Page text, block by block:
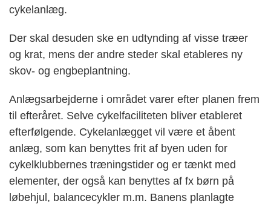
cykelanlæg.
Der skal desuden ske en udtynding af visse træer
og krat, mens der andre steder skal etableres ny
skov- og engbeplantning.
Anlægsarbejderne i området varer efter planen frem
til efteråret. Selve cykelfaciliteten bliver etableret
efterfølgende. Cykelanlægget vil være et åbent
anlæg, som kan benyttes frit af byen uden for
cykelklubbernes træningstider og er tænkt med
elementer, der også kan benyttes af fx børn på
løbehjul, balancecykler m.m. Banens planlagte